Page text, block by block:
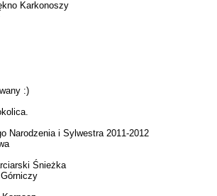
Karkonoszy
:)
Narodzenia i Sylwestra 2011-2012
Śnieżka